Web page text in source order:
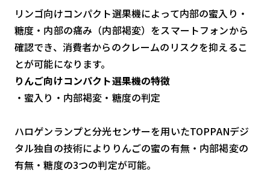
リンゴ向けコンパクト選果機によって内部の蜜入り・
糖度・内部の痛み（内部褐変）をスマートフォンから
確認でき、消費者からのクレームのリスクを抑えるこ
とが可能になります。
りんご向けコンパクト選果機の特徴
・蜜入り・内部褐変・糖度の判定
ハロゲンランプと分光センサーを用いたTOPPANデジ
タル独自の技術によりりんごの蜜の有無・内部褐変の
有無・糖度の3つの判定が可能。